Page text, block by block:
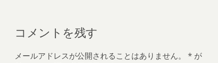
コメントを残す
メールアドレスが公開されることはありません。 * が